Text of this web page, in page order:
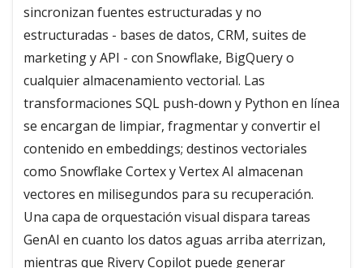
sincronizan fuentes estructuradas y no
estructuradas - bases de datos, CRM, suites de
marketing y API - con Snowflake, BigQuery o
cualquier almacenamiento vectorial. Las
transformaciones SQL push-down y Python en línea
se encargan de limpiar, fragmentar y convertir el
contenido en embeddings; destinos vectoriales
como Snowflake Cortex y Vertex AI almacenan
vectores en milisegundos para su recuperación.
Una capa de orquestación visual dispara tareas
GenAI en cuanto los datos aguas arriba aterrizan,
mientras que Rivery Copilot puede generar